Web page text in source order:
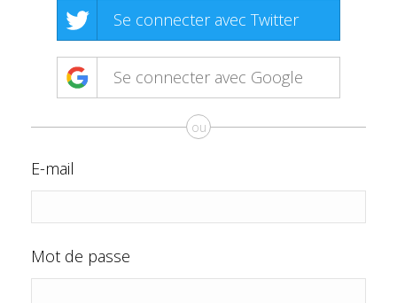
Se connecter avec Twitter
Se connecter avec Google
ou
E-mail
Mot de passe